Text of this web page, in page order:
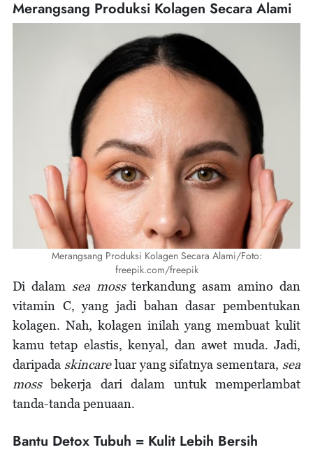
Merangsang Produksi Kolagen Secara Alami
Merangsang Produksi Kolagen Secara Alami/Foto:
freepik.com/freepik
Di dalam sea mossterkandung asam amino dan
vitamin C, yang jadi bahan dasar pembentukan
kolagen. Nah, kolagen inilah yang membuat kulit
kamu tetap elastis, kenyal, dan awet muda. Jadi,
daripada skincareluar yang sifatnya sementara, sea
mossbekerja dari dalam untuk memperlambat
tanda-tanda penuaan.
Bantu Detox Tubuh = Kulit Lebih Bersih